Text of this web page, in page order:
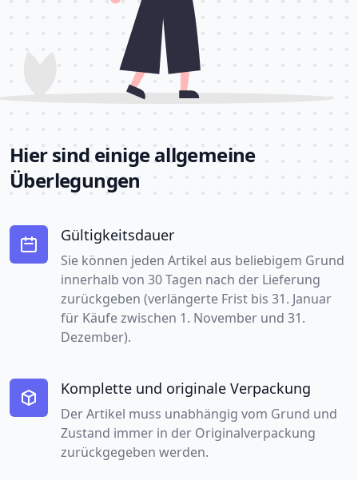
Hier sind einige allgemeine
Überlegungen
Gültigkeitsdauer
Sie können jeden Artikel aus beliebigem Grund
innerhalb von 30 Tagen nach der Lieferung
zurückgeben (verlängerte Frist bis 31. Januar
für Käufe zwischen 1. November und 31.
Dezember).
Komplette und originale Verpackung
Der Artikel muss unabhängig vom Grund und
Zustand immer in der Originalverpackung
zurückgegeben werden.